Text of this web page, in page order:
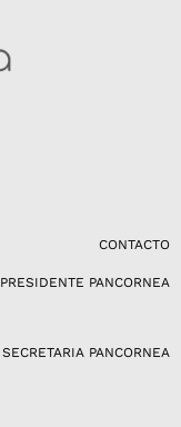
CONTACTO
PRESIDENTE PANCORNEA
SECRETARIA PANCORNEA